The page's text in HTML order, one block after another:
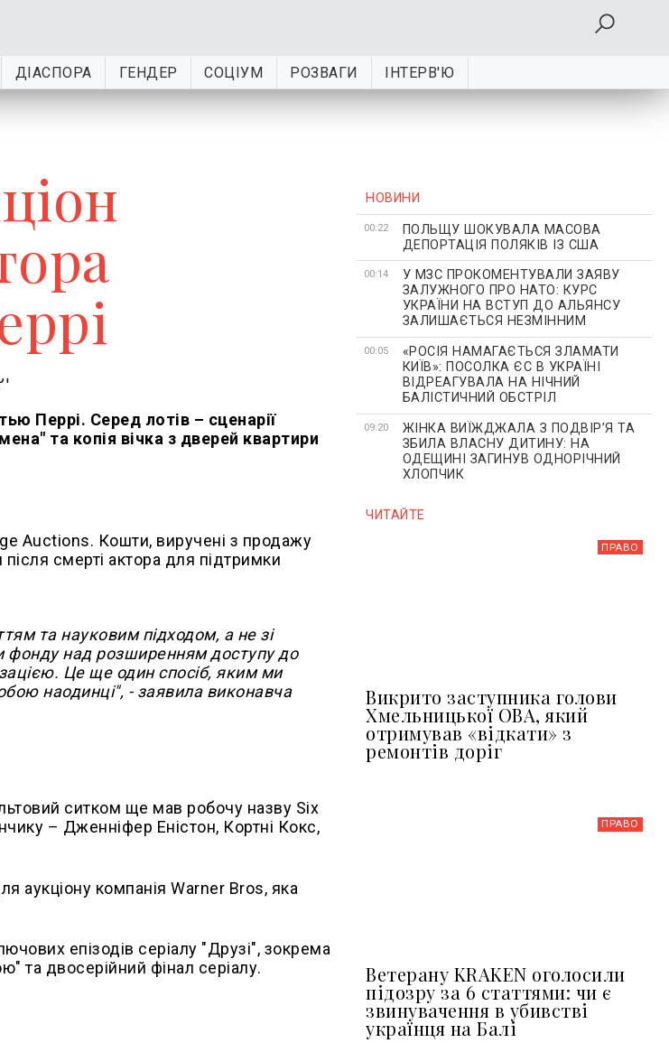
ДІАСПОРА ГЕНДЕР СОЦІУМ РОЗВАГИ ІНТЕРВ'Ю
Перрі. Серед лотів – сценарії
та копія вічка з дверей квартири
Auctions. Кошти, виручені з продажу
смерті актора для підтримки
та науковим підходом, а не зі
фонду над розширенням доступу до
Це ще один спосіб, яким ми
наодинці", - заявила виконавча
ситком ще мав робочу назву Six
– Дженніфер Еністон, Кортні Кокс,
аукціону компанія Warner Bros, яка
епізодів серіалу "Друзі", зокрема
та двосерійний фінал серіалу.
НОВИНИ
00:22
ПОЛЬЩУ ШОКУВАЛА МАСОВА
ДЕПОРТАЦІЯ ПОЛЯКІВ ІЗ США
00:14
У МЗС ПРОКОМЕНТУВАЛИ ЗАЯВУ
ЗАЛУЖНОГО ПРО НАТО: КУРС
УКРАЇНИ НА ВСТУП ДО АЛЬЯНСУ
ЗАЛИШАЄТЬСЯ НЕЗМІННИМ
00:05
«РОСІЯ НАМАГАЄТЬСЯ ЗЛАМАТИ
КИЇВ»: ПОСОЛКА ЄС В УКРАЇНІ
ВІДРЕАГУВАЛА НА НІЧНИЙ
БАЛІСТИЧНИЙ ОБСТРІЛ
09:20
ЖІНКА ВИЇЖДЖАЛА З ПОДВІР’Я ТА
ЗБИЛА ВЛАСНУ ДИТИНУ: НА
ОДЕЩИНІ ЗАГИНУВ ОДНОРІЧНИЙ
ХЛОПЧИК
ЧИТАЙТЕ
ПРАВО
Викрито заступника голови
Хмельницької ОВА, який
отримував «відкати» з
ремонтів доріг
ПРАВО
Ветерану KRAKEN оголосили
підозру за 6 статтями: чи є
звинувачення в убивстві
українця на Балі